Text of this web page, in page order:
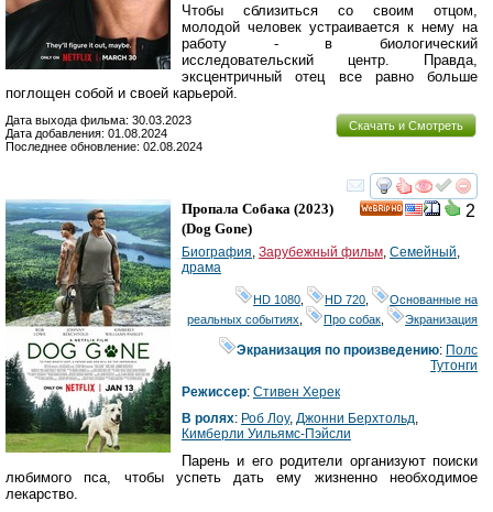
Чтобы сблизиться со своим отцом,
молодой человек устраивается к нему на
работу - в биологический
исследовательский центр. Правда,
эксцентричный отец все равно больше
поглощен собой и своей карьерой.
Скачать и Смотреть
Дата выхода фильма: 30.03.2023
Дата добавления: 01.08.2024
Последнее обновление: 02.08.2024
смотреть
2
Пропала Собака (2023)
(Dog Gone)
Биография Зарубежный фильм Семейный
драма
HD 1080 HD 720
Основанные на
реальных событиях
Про собак Экранизация
Экранизация по произведению: Полс
Тутонги
Режиссер: Стивен Херек
В ролях: Роб Лоу, Джонни Берхтольд
Кимберли Уильямс-Пэйсли
Парень и его родители организуют поиски
любимого пса, чтобы успеть дать ему жизненно необходимое
лекарство.